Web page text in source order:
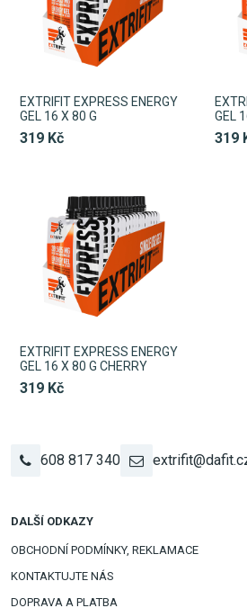
EXTRIFIT EXPRESS ENERGY
GEL 16 X 80 G
319 Kč
GEL
319
EXTRIFIT EXPRESS ENERGY
GEL 16 X 80 G CHERRY
319 Kč
608 817 340
DALŠÍ ODKAZY
OBCHODNÍ PODMÍNKY, REKLAMACE
KONTAKTUJTE NÁS
DOPRAVA A PLATBA